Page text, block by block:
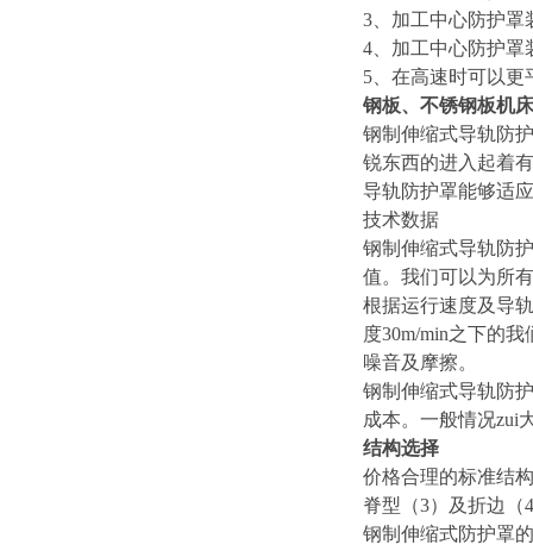
3 、加工中心防护
4 、加工中心防护
5 、在高速时可以
钢板、不锈钢板机
钢制伸缩式导轨防
锐东西的进入起着
导轨防护罩能够适
技术数据
钢制伸缩式导轨防
值。我们可以为所
根据运行速度及导
度30m/min之下的
噪音及摩擦。
钢制伸缩式导轨防
成本。一般情况zui
结构选择
价格合理的标准结
脊型（3）及折边（
钢制伸缩式防护罩